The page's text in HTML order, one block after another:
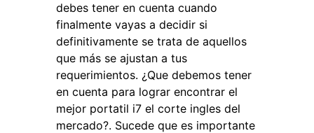
debes tener en cuenta cuando
finalmente vayas a decidir si
definitivamente se trata de aquellos
que más se ajustan a tus
requerimientos. ¿Que debemos tener
en cuenta para lograr encontrar el
mejor portatil i7 el corte ingles del
mercado?. Sucede que es importante